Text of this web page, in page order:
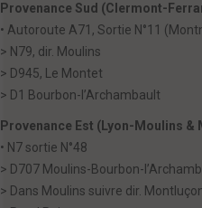
Provenance Sud (Clermont-
• Autoroute A71, Sortie N°11
> N79, dir. Moulins
> D945, Le Montet
> D1 Bourbon-l’Archambault
Provenance Est (Lyon-Moulins &
• N7 sortie N°48
> D707 Moulins-Bourbon-
> Dans Moulins suivre dir.